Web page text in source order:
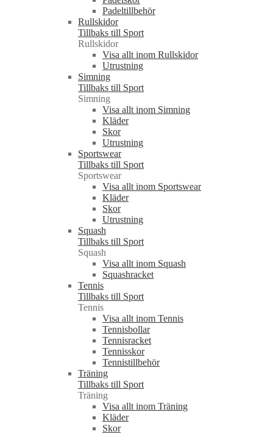
Padeltillbehör
Rullskidor
Tillbaks till Sport
Rullskidor
Visa allt inom Rullskidor
Utrustning
Simning
Tillbaks till Sport
Simning
Visa allt inom Simning
Kläder
Skor
Utrustning
Sportswear
Tillbaks till Sport
Sportswear
Visa allt inom Sportswear
Kläder
Skor
Utrustning
Squash
Tillbaks till Sport
Squash
Visa allt inom Squash
Squashracket
Tennis
Tillbaks till Sport
Tennis
Visa allt inom Tennis
Tennisbollar
Tennisracket
Tennisskor
Tennistillbehör
Träning
Tillbaks till Sport
Träning
Visa allt inom Träning
Kläder
Skor